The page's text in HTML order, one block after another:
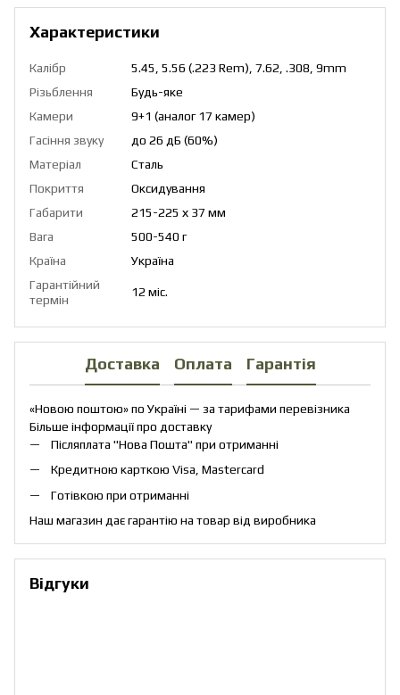
Характеристики
Калібр
5.45, 5.56 (.223 Rem), 7.62, .308, 9mm
Різьблення
Будь-яке
Камери
9+1 (аналог 17 камер)
Гасіння звуку
до 26 дБ (60%)
Матеріал
Сталь
Покриття
Оксидування
Габарити
215-225 х 37 мм
Вага
500-540 г
Країна
Україна
Гарантійний
термін
12 міс.
Доставка Оплата Гарантія
«Новою поштою» по Україні — за тарифами перевізника
Більше інформації про доставку
Післяплата "Нова Пошта" при отриманні
Кредитною карткою Visa, Mastercard
Готівкою при отриманні
Наш магазин дає гарантію на товар від виробника
Відгуки